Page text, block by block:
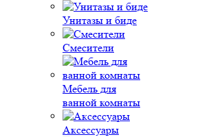
Унитазы и биде
Смесители
Мебель для
ванной комнаты
Аксессуары